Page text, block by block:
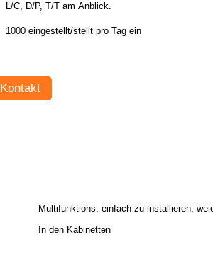
L/C, D/P, T/T am Anblick.
1000 eingestellt/stellt pro Tag ein
Kontakt
Multifunktions, einfach zu installieren,
In den Kabinetten